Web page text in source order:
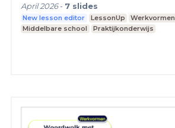
April 2026- 7 slides
New lesson editor LessonUp Werkvormen
Middelbare school
Praktijkonderwijs